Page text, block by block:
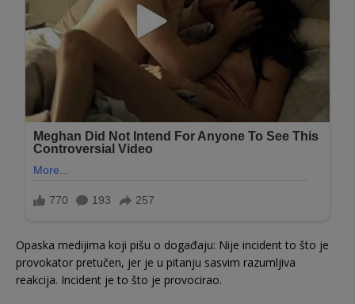
Opaska medijima koji pišu o događaju: Nije incident to što je
provokator pretučen, jer je u pitanju sasvim razumljiva
reakcija. Incident je to što je provocirao.